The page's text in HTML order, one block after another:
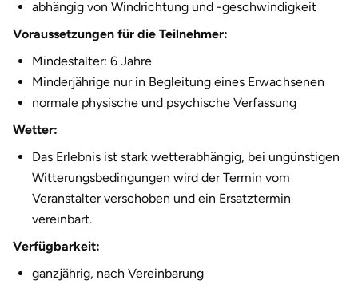
abhängig von Windrichtung und -geschwindigkeit
Voraussetzungen für die Teilnehmer:
Mindestalter: 6 Jahre
Minderjährige nur in Begleitung eines Erwachsenen
normale physische und psychische Verfassung
Wetter:
Das Erlebnis ist stark wetterabhängig, bei ungünstigen
Witterungsbedingungen wird der Termin vom
Veranstalter verschoben und ein Ersatztermin
vereinbart.
Verfügbarkeit:
ganzjährig, nach Vereinbarung
Görlitz
Hamburg
Hanau
Hannover
Haßfurt
Heidelberg